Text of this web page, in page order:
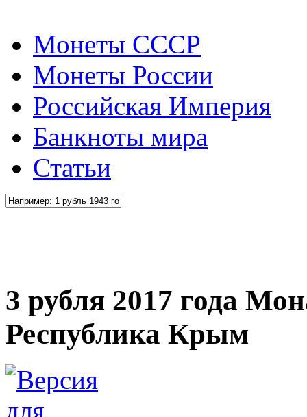
Монеты СССР
Монеты России
Российская Империя
Банкноты мира
Статьи
3 рубля 2017 года
Республика Крым